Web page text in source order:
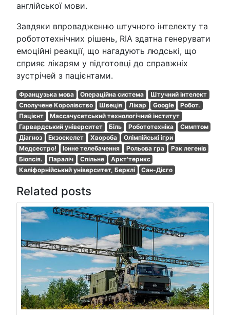
англійської мови.
Завдяки впровадженню штучного інтелекту та
робототехнічних рішень, RIA здатна генерувати
емоційні реакції, що нагадують людські, що
сприяє лікарям у підготовці до справжніх
зустрічей з пацієнтами.
Французька мова Операційна система
Штучний інтелект
Сполучене Королівство
Швеція Лікар Google
Робот.
Пацієнт
Массачусетський технологічний інститут
Гарвардський університет
Біль Робототехніка
Симптом
Діагноз
Екзоскелет Хвороба
Олімпійські ігри
Медсестро!
Іонне телебачення Рольова гра
Рак легенів
Біопсія.
Параліч Спільне
Аркт'терикс
Каліфорнійський університет, Берклі
Сан-Дієго
Related posts